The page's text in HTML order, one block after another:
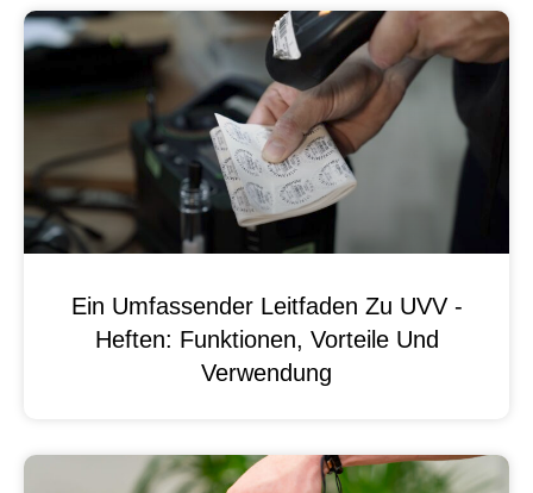
Ein Umfassender Leitfaden Zu UVV -
Heften: Funktionen, Vorteile Und
Verwendung